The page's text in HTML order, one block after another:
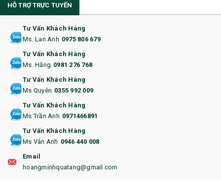
11. CỐC/BÌNH GIỮ NHIỆT
12. BÌNH NƯỚC
14. HỘP/VÍ ĐỰNG NAMECARD
15. BỘ BẤM MÓNG
16. BAO HỘ CHIẾU
18. ẤM CHÉN QUÀ TẶNG
19. ĐỒNG HỒ TREO TƯỜNG
HỖ TRỢ TRỰC TUYẾN
Tư Vấn Khách Hàng
Ms. Lan Anh 0975 806 679
Tư Vấn Khách Hàng
Ms. Hằng 0981 276 768
Tư Vấn Khách Hàng
Ms Quyên 0355 992 009
Tư Vấn Khách Hàng
Ms Trần Anh 0971466891
Tư Vấn Khách Hàng
Ms Vân Anh 0946 440 008
Email
hoangminhquatang@gmail.com